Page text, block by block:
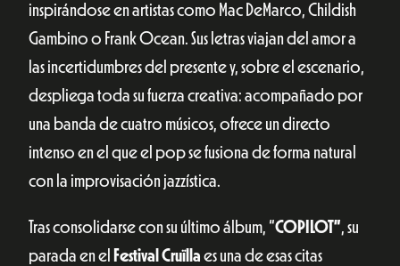
inspirándose en artistas como Mac DeMarco, Childish
Gambino o Frank Ocean. Sus letras viajan del amor a
las incertidumbres del presente y, sobre el escenario,
despliega toda su fuerza creativa: acompañado por
una banda de cuatro músicos, ofrece un directo
intenso en el que el pop se fusiona de forma natural
con la improvisación jazzística.
Tras consolidarse con su último álbum, “COPILOT”, su
parada en el Festival Cruïlla es una de esas citas